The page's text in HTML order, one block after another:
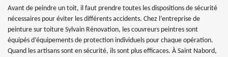
Avant de peindre un toit, il faut prendre toutes les dispositions de sécurité
nécessaires pour éviter les différents accidents. Chez l’entreprise de
peinture sur toiture Sylvain Rénovation, les couvreurs peintres sont
équipés d’équipements de protection individuels pour chaque opération.
Quand les artisans sont en sécurité, ils sont plus efficaces. À Saint Nabord,